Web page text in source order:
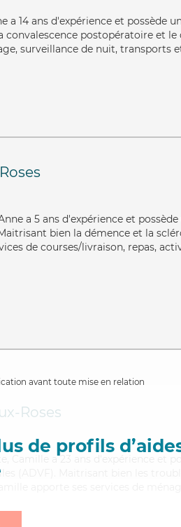
a 14 ans d'expérience et possède
postopératoire et le
surveillance de nuit, transports
a 5 ans d'expérience et
bien la démence et la
de courses/livraison, repas,
avant toute mise en relation
de profils
Roses
Camille a 23 ans d'expérience et
(ADVF). Maitrisant bien les